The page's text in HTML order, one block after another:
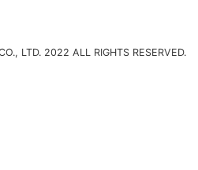
LTD. 2022 ALL RIGHTS RESERVED.